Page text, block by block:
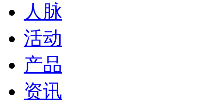
人脉
活动
产品
资讯